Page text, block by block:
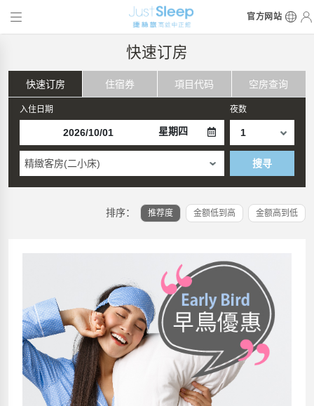
官方网站
快速订房
快速订房 住宿券 項目代码 空房查询
入住日期
星期四
夜数
精緻客房(二小床) 搜寻
排序： 推荐度 金额低到高 金额高到低